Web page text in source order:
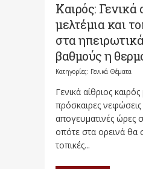
Καιρός: Γενικά
μελτέμια και
στα
βαθμούς η
Κατηγορίες: Γενικά Θέματα
Γενικά αίθριος καιρός
πρόσκαιρες νεφώσεις
απογευματινές ώρες
οπότε στα ορεινά θα
τοπικές...